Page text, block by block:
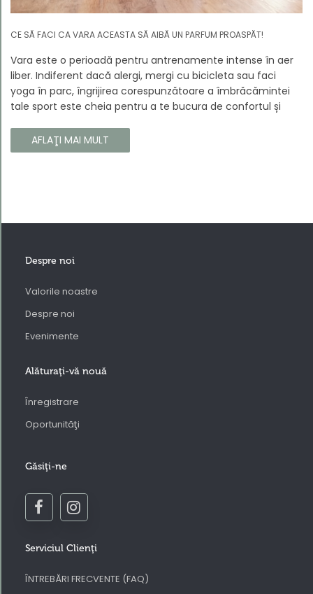
CE SĂ FACI CA VARA ACEASTA SĂ AIBĂ UN PARFUM PROASPĂT!
Vara este o perioadă pentru antrenamente intense în aer
liber. Indiferent dacă alergi, mergi cu bicicleta sau faci
yoga în parc, îngrijirea corespunzătoare a îmbrăcămintei
tale sport este cheia pentru a te bucura de confortul și
cum să vă îngrijiți corect îmbrăcămintea sport, astfel încât
să își păstreze proprietățile chiar și în timpul celor mai
AFLAŢI MAI MULT
Despre noi
Valorile noastre
Despre noi
Evenimente
Alăturaţi-vă nouă
Înregistrare
Oportunităţi
Găsiţi-ne
Serviciul Clienţi
ÎNTREBĂRI FRECVENTE (FAQ)